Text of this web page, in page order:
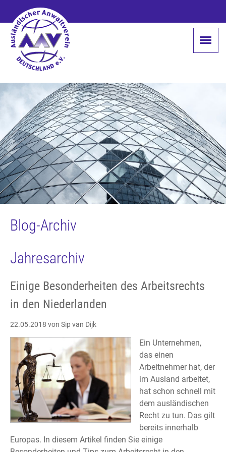
Blog-Archiv
Jahresarchiv
Einige Besonderheiten des Arbeitsrechts
in den Niederlanden
22.05.2018 von Sip van Dijk
Ein Unternehmen,
das einen
Arbeitnehmer hat, der
im Ausland arbeitet,
hat schon schnell mit
dem ausländischen
Recht zu tun. Das gilt
bereits innerhalb
Europas. In diesem Artikel finden Sie einige